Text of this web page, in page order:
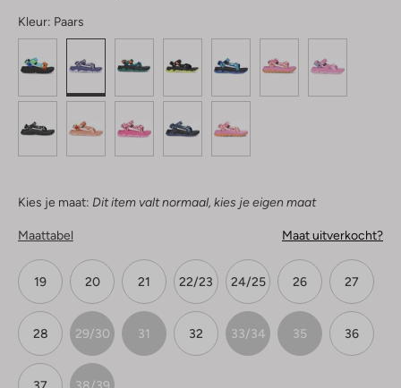
Kleur: Paars
Kies je maat: Dit item valt normaal, kies je eigen maat
Maattabel Maat uitverkocht?
19 20 21 22/23 24/25 26 27
28 29/30 31 32 33/34 35 36